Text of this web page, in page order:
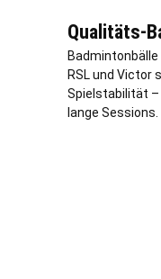
Qualitäts-
RSL und Victor
Spielstabilität –
lange Sessions.